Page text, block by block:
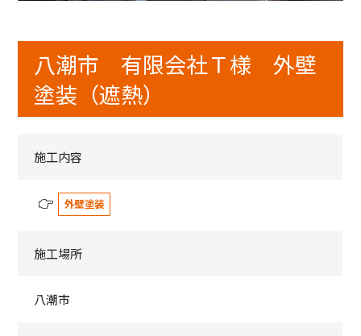
八潮市 有限会社Ｔ様 外壁
塗装（遮熱）
施工内容
外壁塗装
施工場所
八潮市